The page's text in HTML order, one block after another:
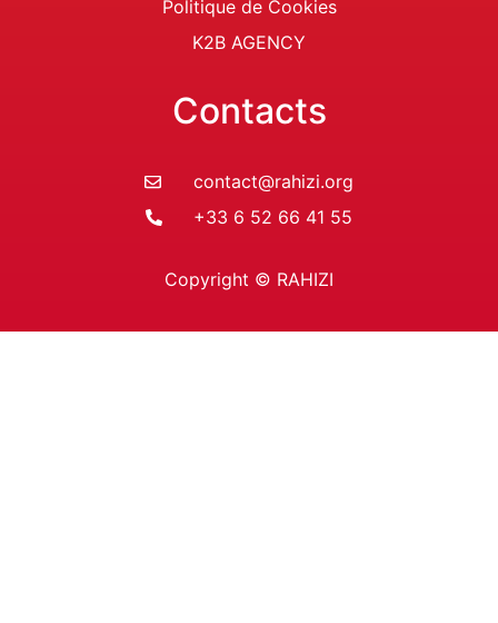
Politique de Cookies
K2B AGENCY
Contacts
contact@rahizi.org
+33 6 52 66 41 55
Copyright © RAHIZI